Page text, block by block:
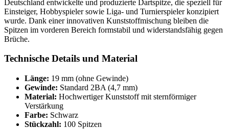
Deutschland entwickelte und produzierte Dartspitze, die speziell für
Einsteiger, Hobbyspieler sowie Liga- und Turnierspieler konzipiert
wurde. Dank einer innovativen Kunststoffmischung bleiben die
Spitzen im vorderen Bereich formstabil und widerstandsfähig gegen
Brüche.
Technische Details und Material
Länge: 19 mm (ohne Gewinde)
Gewinde: Standard 2BA (4,7 mm)
Material: Hochwertiger Kunststoff mit sternförmiger
Verstärkung
Farbe: Schwarz
Stückzahl: 100 Spitzen